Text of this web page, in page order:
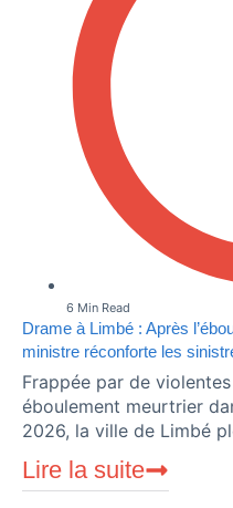
6 Min Read
Drame à Limbé : Après
ministre réconforte les
Frappée par de
éboulement meurtrier
2026, la ville de Limbé
Lire la suite